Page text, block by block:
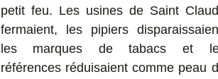
petit feu. Les usines de Saint
fermaient, les pipiers
les marques de tabacs et
références réduisaient comme peau